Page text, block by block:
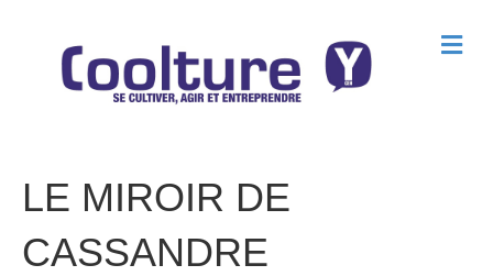
M
e
LE MIROIR DE
CASSANDRE